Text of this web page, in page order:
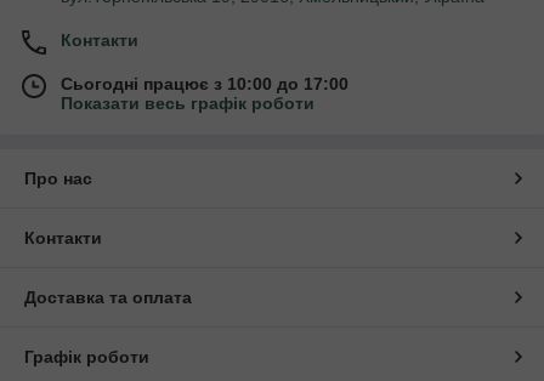
Контакти
Сьогодні працює з 10:00 до 17:00
Показати весь графік роботи
Про нас
Контакти
Доставка та оплата
Графік роботи